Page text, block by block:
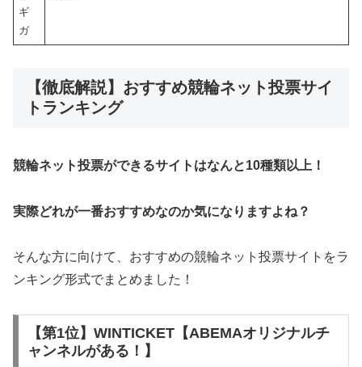
ギ
ガ
【徹底解説】おすすめ競輪ネット投票サイ
トランキング
競輪ネット投票ができるサイトはなんと10種類以上！
実際どれが一番おすすめなのか気になりますよね？
そんな方に向けて、おすすめの競輪ネット投票サイトをラ
ンキング形式でまとめました！
【第1位】WINTICKET【ABEMAオリジナルチ
ャンネルがある！】